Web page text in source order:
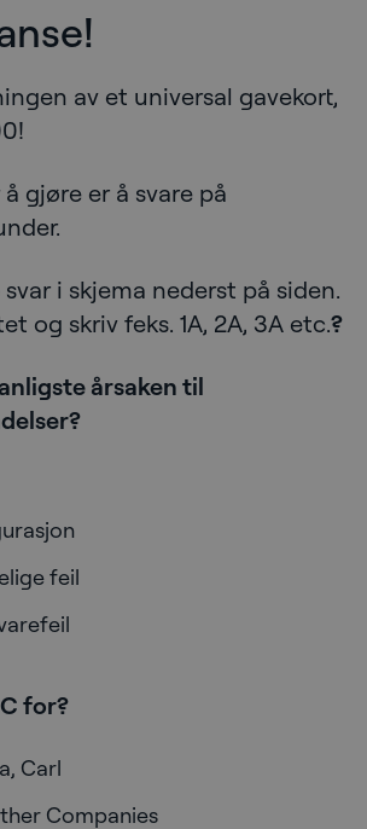
Agenda
av et universal gavekort,
gjøre er å svare på
i skjema nederst på siden.
og skriv feks. 1A, 2A, 3A etc.?
årsaken til
feil
for?
Carl
Companies